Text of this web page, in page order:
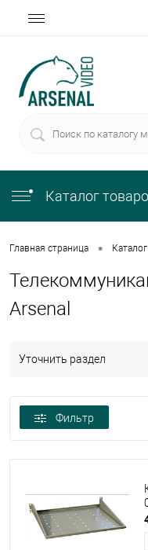
Каталог
Главная страница •
Arsenal
Уточнить раздел
Фильтр